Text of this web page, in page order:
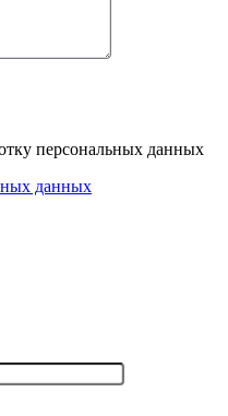
персональных данных
данных